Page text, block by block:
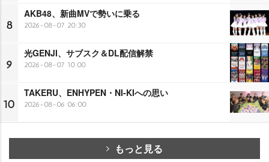
8
AKB48、新曲MVで勢いに乗る
2026-08-07 20:30
9
光GENJI、サブスク＆DL配信解禁
2026-08-07 10:00
10
TAKERU、ENHYPEN・NI-KIへの思い
2026-08-06 06:00
もっと見る